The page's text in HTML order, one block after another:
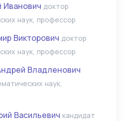
Иванович доктор
наук, профессор
Викторович доктор
наук, профессор
Владленович
наук,
Васильевич кандидат